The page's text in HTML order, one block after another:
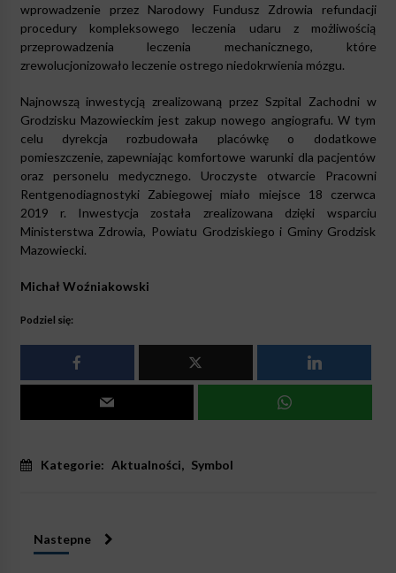
wprowadzenie przez Narodowy Fundusz Zdrowia refundacji
procedury kompleksowego leczenia udaru z możliwością
przeprowadzenia leczenia mechanicznego, które
zrewolucjonizowało leczenie ostrego niedokrwienia mózgu.
Najnowszą inwestycją zrealizowaną przez Szpital Zachodni w
Grodzisku Mazowieckim jest zakup nowego angiografu. W tym
celu dyrekcja rozbudowała placówkę o dodatkowe
pomieszczenie, zapewniając komfortowe warunki dla pacjentów
oraz personelu medycznego. Uroczyste otwarcie Pracowni
Rentgenodiagnostyki Zabiegowej miało miejsce 18 czerwca
2019 r. Inwestycja została zrealizowana dzięki wsparciu
Ministerstwa Zdrowia, Powiatu Grodziskiego i Gminy Grodzisk
Mazowiecki.
Michał Woźniakowski
Podziel się:
Kategorie: Aktualności, Symbol
Nastepne